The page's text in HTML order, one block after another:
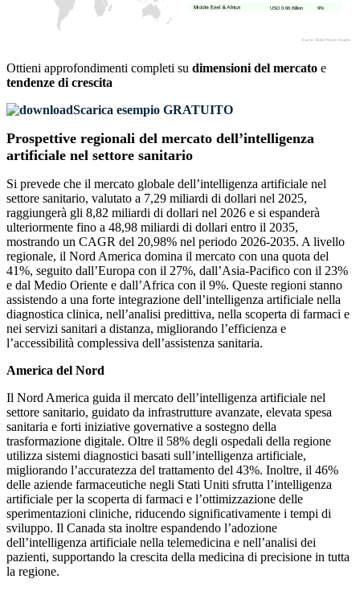
9%
USD 0.66 Billion
Ottieni approfondimenti completi su dimensioni del mercato e
tendenze di crescita
Scarica esempio GRATUITO
Prospettive regionali del mercato dell’intelligenza
artificiale nel settore sanitario
Si prevede che il mercato globale dell’intelligenza artificiale nel
settore sanitario, valutato a 7,29 miliardi di dollari nel 2025,
raggiungerà gli 8,82 miliardi di dollari nel 2026 e si espanderà
ulteriormente fino a 48,98 miliardi di dollari entro il 2035,
mostrando un CAGR del 20,98% nel periodo 2026-2035. A livello
regionale, il Nord America domina il mercato con una quota del
41%, seguito dall’Europa con il 27%, dall’Asia-Pacifico con il 23%
e dal Medio Oriente e dall’Africa con il 9%. Queste regioni stanno
assistendo a una forte integrazione dell’intelligenza artificiale nella
diagnostica clinica, nell’analisi predittiva, nella scoperta di farmaci e
nei servizi sanitari a distanza, migliorando l’efficienza e
l’accessibilità complessiva dell’assistenza sanitaria.
America del Nord
Il Nord America guida il mercato dell’intelligenza artificiale nel
settore sanitario, guidato da infrastrutture avanzate, elevata spesa
sanitaria e forti iniziative governative a sostegno della
trasformazione digitale. Oltre il 58% degli ospedali della regione
utilizza sistemi diagnostici basati sull’intelligenza artificiale,
migliorando l’accuratezza del trattamento del 43%. Inoltre, il 46%
delle aziende farmaceutiche negli Stati Uniti sfrutta l’intelligenza
artificiale per la scoperta di farmaci e l’ottimizzazione delle
sperimentazioni cliniche, riducendo significativamente i tempi di
sviluppo. Il Canada sta inoltre espandendo l’adozione
dell’intelligenza artificiale nella telemedicina e nell’analisi dei
pazienti, supportando la crescita della medicina di precisione in tutta
la regione.